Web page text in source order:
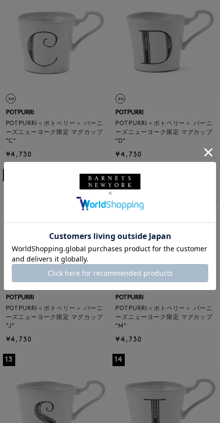
POTPURRI
POTPURRI＜ポトペリー＞ バーニ
ーズニューヨーク限定 マグカップ
"C"
¥4,730
POTPURRI
POTPURRI＜ポトペリー＞ バーニ
ーズニューヨーク限定 マグカップ
"D"
¥4,730
POTPURRI
POTPURRI＜ポトペリー＞ バーニ
ーズニューヨーク限定 マグカップ
"J"
¥4,730
12
POTPURRI
POTPURRI＜ポトペリー＞ バーニ
ーズニューヨーク限定 マグカップ
"M"
¥4,730
13 14